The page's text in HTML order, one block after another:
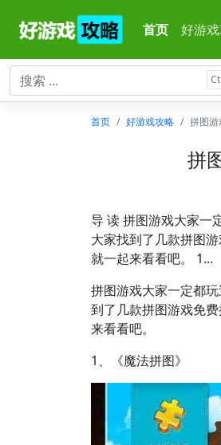
首页 好游
首页 好游戏攻略 拼图
拼
导 读 拼图游戏大家一
大家找到了几款拼图
就一起来看看吧。 1...
拼图游戏大家一定都
到了几款拼图游戏免
来看看吧。
1、《魔法拼图》